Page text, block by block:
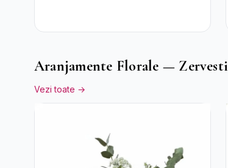
Aranjamente Florale — Zervesti
Vezi toate →